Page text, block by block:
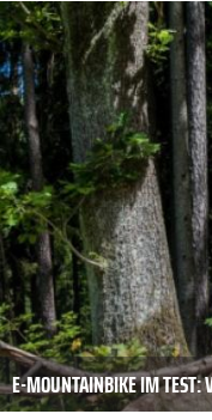
E-MOUNTAINBIKE IM TEST: